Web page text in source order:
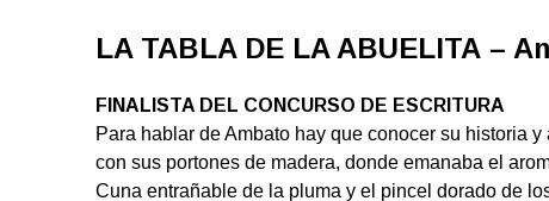
LA TABLA DE LA ABUELITA –
FINALISTA DEL CONCURSO DE ESCRITURA
Para hablar de Ambato hay que conocer su historia
con sus portones de madera, donde emanaba el
Cuna entrañable de la pluma y el pincel dorado de